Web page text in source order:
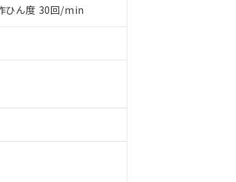
ひん度 30回/min
準価格とは異なる場合があることをご了承くださ
、またはお客様担当のオムロン制御機器販売店・
く第三者に漏洩または開示しないようお願いしま
用いただくには、I-Webメンバーズにご登録され
品リストについて、当社および当社の共同利用者
・商談に必要な範囲で利用することをご了承くだ
く。
いことを確認しています。
とがあります。
。
、 PBDEs(ポリ臭化ジフェニルエーテル類) : 1000ppm、
ることを示します。
さい。
生物兵器またはその他武器並びにこれらの製造装
法に輸出するおそれがある場合は、取り引きをい
お取引先、またはお客様担当のオムロン制御
いない機種